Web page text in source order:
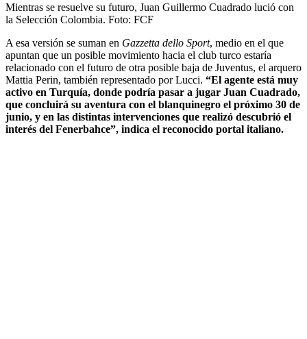
Mientras se resuelve su futuro, Juan Guillermo Cuadrado lució con
la Selección Colombia. Foto: FCF
A esa versión se suman en Gazzetta dello Sport, medio en el que
apuntan que un posible movimiento hacia el club turco estaría
relacionado con el futuro de otra posible baja de Juventus, el arquero
Mattia Perin, también representado por Lucci. “El agente está muy
activo en Turquía, donde podría pasar a jugar Juan Cuadrado,
que concluirá su aventura con el blanquinegro el próximo 30 de
junio, y en las distintas intervenciones que realizó descubrió el
interés del Fenerbahce”, indica el reconocido portal italiano.